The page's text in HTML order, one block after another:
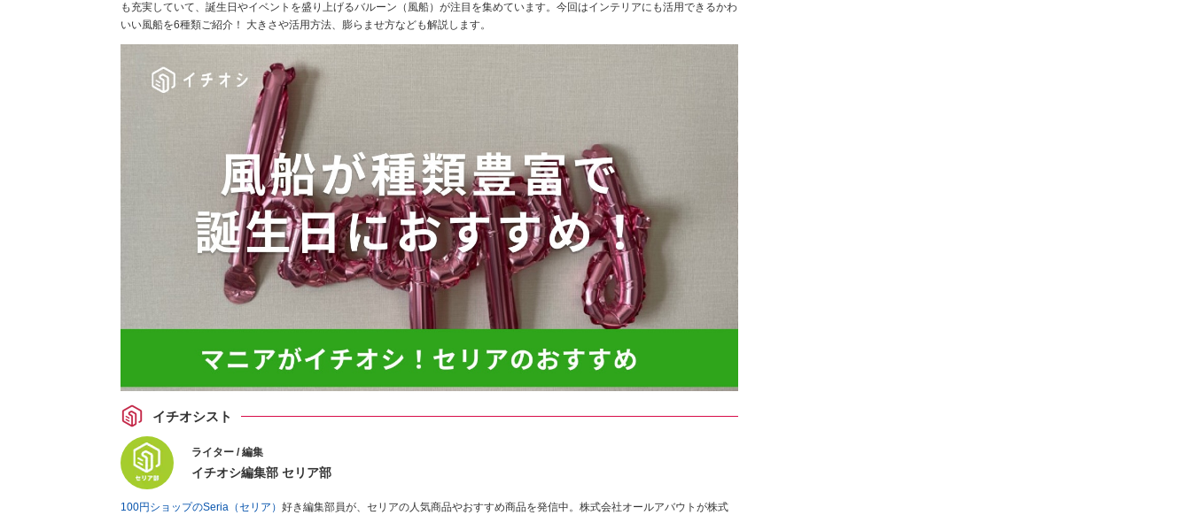
も充実していて、誕生日やイベントを盛り上げるバルーン（風船）が注目を集めています。今回はインテリアにも活用できるかわ
いい風船を6種類ご紹介！ 大きさや活用方法、膨らませ方なども解説します。
イチオシスト
ライター / 編集
イチオシ編集部 セリア部
100円ショップのSeria（セリア） 好き編集部員が、セリアの人気商品やおすすめ商品を発信中。株式会社オールアバウトが株式